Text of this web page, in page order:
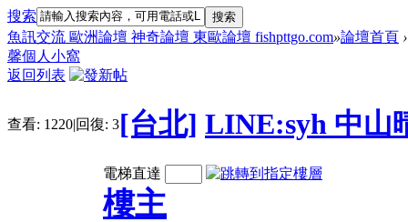
搜索 搜索
魚訊交流 歐洲論壇 神奇論壇 東歐論壇 fishpttgo.com»論壇首頁 ›
馨個人小窩
返回列表
查看: 1220|回復: 3[台北] LINE:syh 中山
電梯直達
樓主